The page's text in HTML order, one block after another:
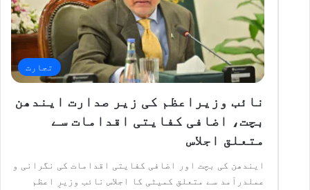
تجارت
نائب وزیراعظم کی زیر صدارت ایندھن
بچت، اضافی کفایتی اقدامات سے
متعلق اجلاس
ایندھن کی بچت اور اضافی کفایتی اقدامات کی نگرانی و
عملدرآمد سے متعلق کمیٹی کا اجلاس نائب وزیرِ اعظم